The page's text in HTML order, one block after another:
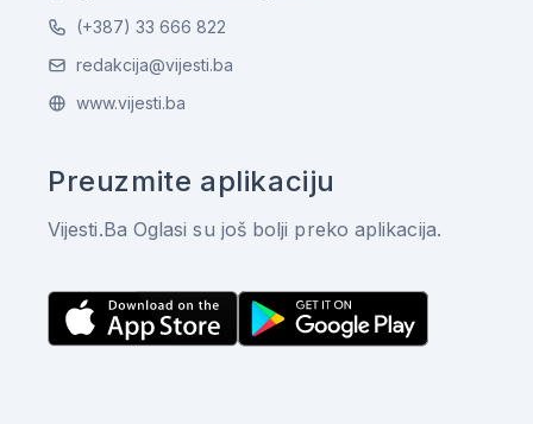
(+387) 33 666 822
redakcija@vijesti.ba
www.vijesti.ba
Preuzmite aplikaciju
Vijesti.Ba Oglasi su još bolji preko aplikacija.